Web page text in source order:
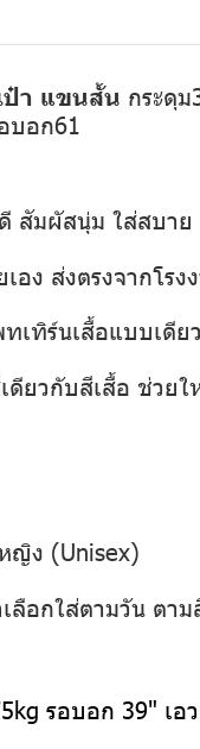
ป๋า แขนสั้น กระดุ
บอก61
สัมผัสนุ่ม ใส่สบาย
ง ส่งตรงจากโรง
เทิร์นเสื้อแบบเดี
ดียวกับสีเสื้อ ช่วย
ญิง (Unisex)
ลือกใส่ตามวัน ตา
รอบอก 39" เอ